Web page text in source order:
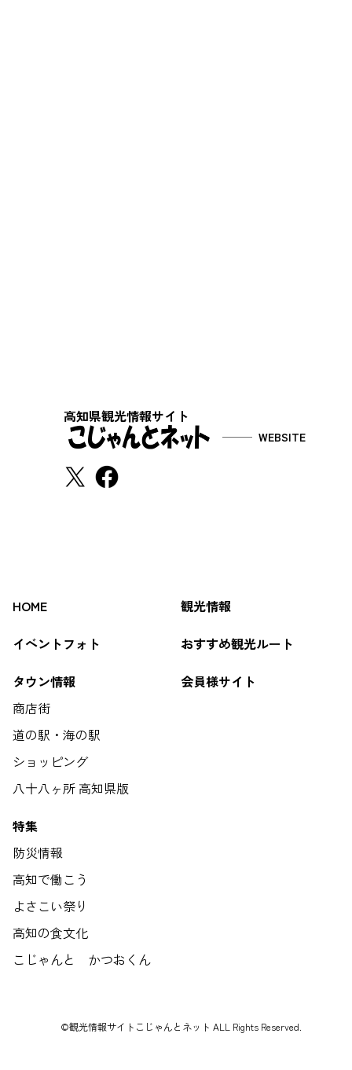
高知県観光情報サイト
WEBSITE
HOME
観光情報
イベントフォト
おすすめ観光ルート
タウン情報
商店街
道の駅・海の駅
ショッピング
八十八ヶ所 高知県版
会員様サイト
特集
防災情報
高知で働こう
よさこい祭り
高知の食文化
こじゃんと かつおくん
©観光情報サイトこじゃんとネット ALL Rights Reserved.